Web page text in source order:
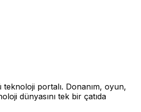
portalı. Donanım, oyun,
dünyasını tek bir çatıda